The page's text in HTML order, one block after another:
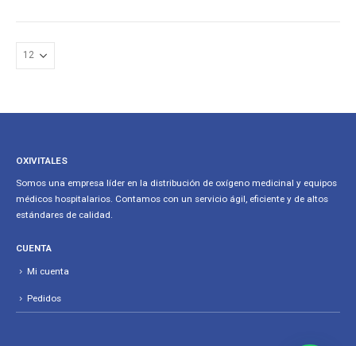
OXIVITALES
Somos una empresa líder en la distribución de oxígeno medicinal y equipos
médicos hospitalarios. Contamos con un servicio ágil, eficiente y de altos
estándares de calidad.
CUENTA
Mi cuenta
Pedidos